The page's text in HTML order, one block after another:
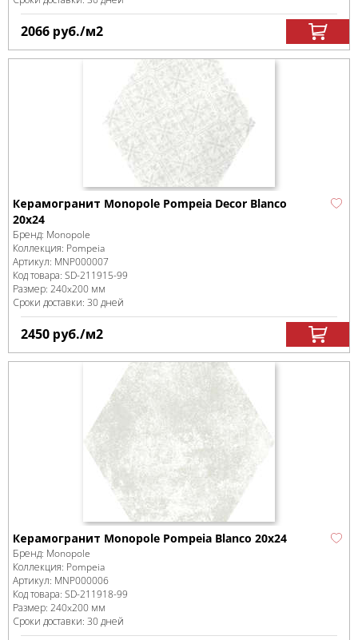
2066 руб./м2
Керамогранит Monopole Pompeia Decor Blanco
20х24
Бренд: Monopole
Коллекция: Pompeia
Артикул: MNP000007
Код товара: SD-211915-99
Размер: 240x200 мм
Сроки доставки: 30 дней
2450 руб./м2
Керамогранит Monopole Pompeia Blanco 20х24
Бренд: Monopole
Коллекция: Pompeia
Артикул: MNP000006
Код товара: SD-211918-99
Размер: 240x200 мм
Сроки доставки: 30 дней